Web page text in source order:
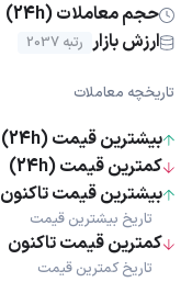
حجم معاملات (24h)
ارزش بازار رتبه 2037
تاریخچه معاملات
بیشترین قیمت (24h)
کمترین قیمت (24h)
بیشترین قیمت تاکنون
تاریخ بیشترین قیمت
کمترین قیمت تاکنون
تاریخ کمترین قیمت